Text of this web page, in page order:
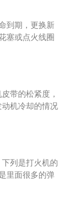
工一下摩擦表
得慌”：车辆在
现象。
压缩机的位置
了发出异响，
需要进行更
。
到期，更换新
塞或点火线圈
档位不对：自
比较粗心，放
，也容易造成
带的松紧度，
机冷却的情况
皮带的资料：
换正时皮带。
链条免维护，
，更换里程一
换里程，个人建
修费用较昂
列是打火机的
里面很多的弹
装回。2、参